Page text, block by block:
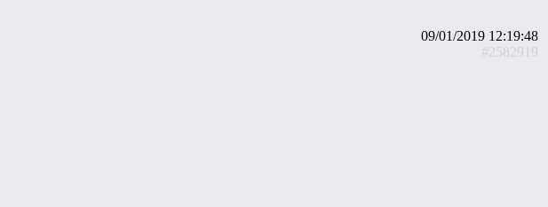
09/01/2019 12:19:48
#2582919